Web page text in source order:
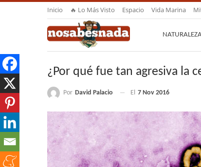
Inicio 🔥 Lo Más Visto Espacio Vida Marina
¿Por qué fue tan agresiva la
Por David Palacio El 7 Nov 2016